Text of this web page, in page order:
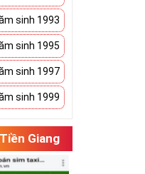
sinh 1993
sinh 1995
sinh 1997
sinh 1999
Giang